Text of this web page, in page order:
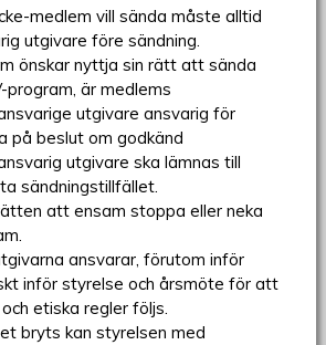
medlem vill sända måste alltid
utgivare före sändning.
önskar nyttja sin rätt att sända
är medlems
utgivare ansvarig för
på beslut om godkänd
utgivare ska lämnas till
sändningstillfället.
att ensam stoppa eller neka
ansvarar, förutom inför
inför styrelse och årsmöte för att
etiska regler följs.
bryts kan styrelsen med